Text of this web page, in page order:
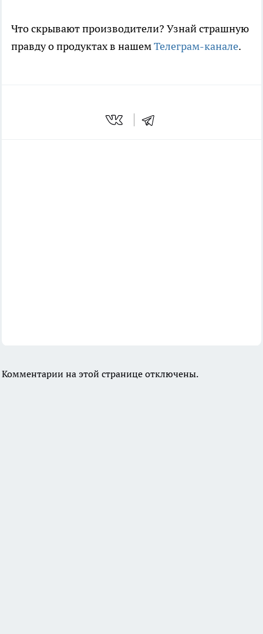
Что скрывают производители? Узнай страшную
правду о продуктах в нашемТелеграм-канале.
Комментарии на этой странице отключены.